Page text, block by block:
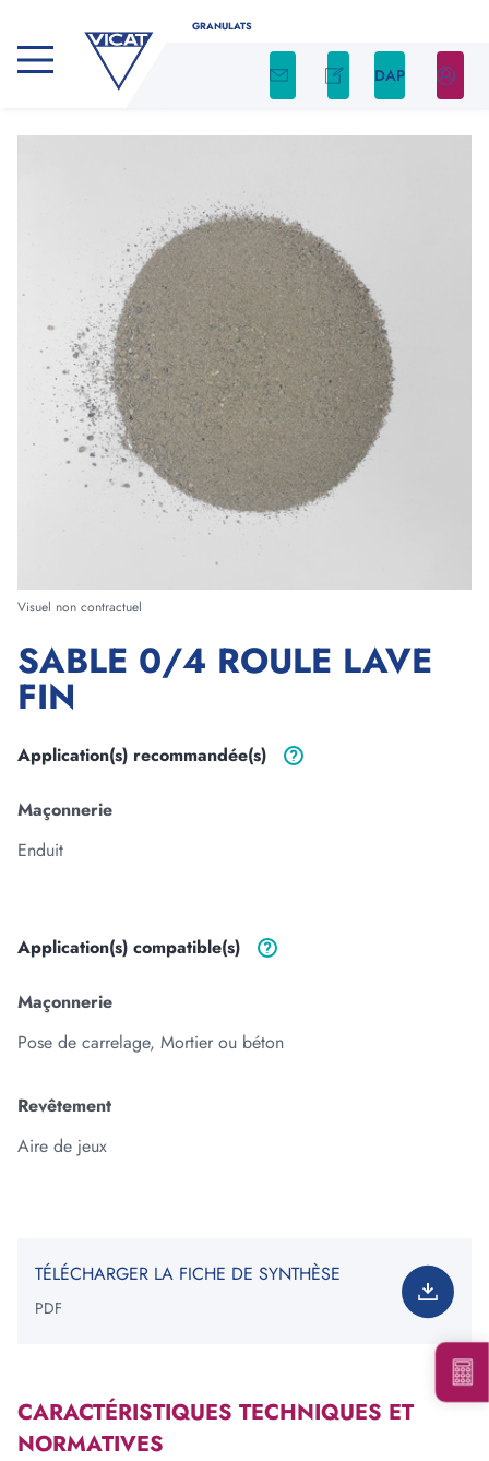
GRANULATS
DAP
Visuel non contractuel
SABLE 0/4 ROULE LAVE
FIN
Application(s) recommandée(s)
Maçonnerie
Enduit
Application(s) compatible(s)
Maçonnerie
Pose de carrelage, Mortier ou béton
Revêtement
Aire de jeux
TÉLÉCHARGER LA FICHE DE SYNTHÈSE
PDF
CARACTÉRISTIQUES TECHNIQUES ET
NORMATIVES
Déterminez facilement la quantité nécessaire
de granulats pour votre projet en utilisant
notre calculateur
Indiquez le type de produit, ainsi que la forme et
les dimensions de votre chantier. Nous nous
occupons du reste !
Type de produit
Forme
Longueur
Largeur
Volume : 0m3
Ajouter une forme
Votre besoin total est de
*Information non contractuelle. Les valeurs indiquées ne